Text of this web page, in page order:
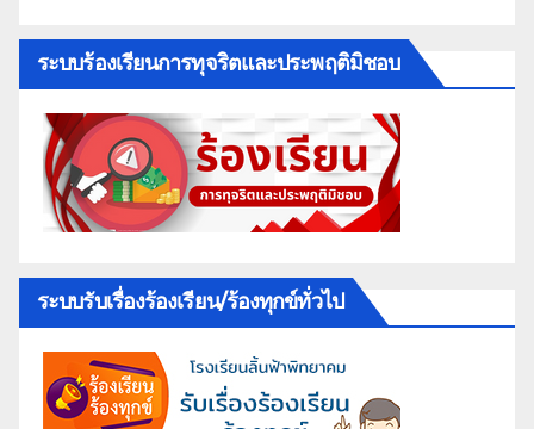
ระบบร้องเรียนการทุจริตและประพฤติมิชอบ
ระบบรับเรื่องร้องเรียน/ร้องทุกข์ทั่วไป